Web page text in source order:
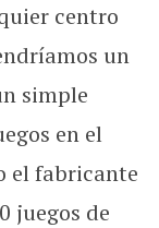
centro
un
simple
en el
el fabricante
juegos de